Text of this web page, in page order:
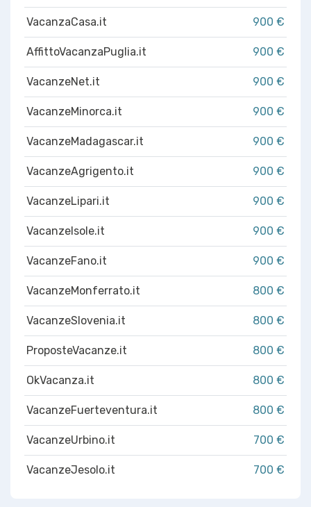
VacanzaCasa.it 900 €
AffittoVacanzaPuglia.it 900 €
VacanzeNet.it 900 €
VacanzeMinorca.it 900 €
VacanzeMadagascar.it 900 €
VacanzeAgrigento.it 900 €
VacanzeLipari.it 900 €
VacanzeIsole.it 900 €
VacanzeFano.it 900 €
VacanzeMonferrato.it 800 €
VacanzeSlovenia.it 800 €
ProposteVacanze.it 800 €
OkVacanza.it 800 €
VacanzeFuerteventura.it 800 €
VacanzeUrbino.it 700 €
VacanzeJesolo.it 700 €